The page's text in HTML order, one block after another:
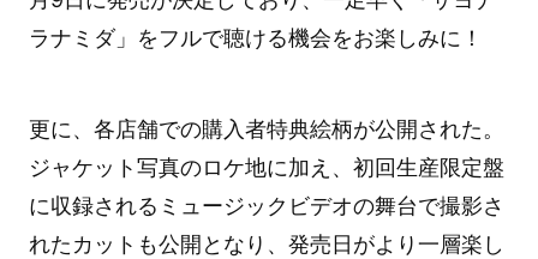
ラナミダ」をフルで聴ける機会をお楽しみに！
更に、各店舗での購入者特典絵柄が公開された。
ジャケット写真のロケ地に加え、初回生産限定盤
に収録されるミュージックビデオの舞台で撮影さ
れたカットも公開となり、発売日がより一層楽し